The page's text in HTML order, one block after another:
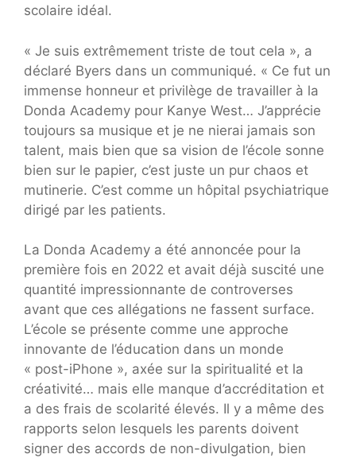
scolaire idéal.
« Je suis extrêmement triste de tout cela », a
déclaré Byers dans un communiqué. « Ce fut un
immense honneur et privilège de travailler à la
Donda Academy pour Kanye West… J’apprécie
toujours sa musique et je ne nierai jamais son
talent, mais bien que sa vision de l’école sonne
bien sur le papier, c’est juste un pur chaos et
mutinerie. C’est comme un hôpital psychiatrique
dirigé par les patients.
La Donda Academy a été annoncée pour la
première fois en 2022 et avait déjà suscité une
quantité impressionnante de controverses
avant que ces allégations ne fassent surface.
L’école se présente comme une approche
innovante de l’éducation dans un monde
« post-iPhone », axée sur la spiritualité et la
créativité… mais elle manque d’accréditation et
a des frais de scolarité élevés. Il y a même des
rapports selon lesquels les parents doivent
signer des accords de non-divulgation, bien